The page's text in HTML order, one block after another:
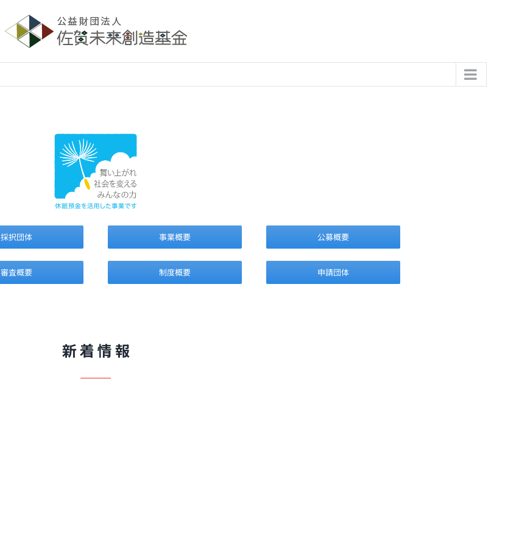
採択団体 事業概要 公募概要
審査概要 制度概要 申請団体
新 着 情 報